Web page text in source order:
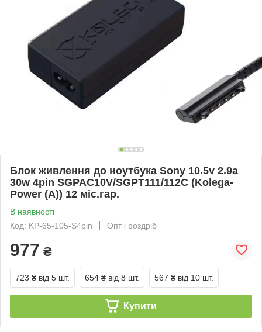
Блок живлення до ноутбука Sony 10.5v 2.9a
30w 4pin SGPAC10V/SGPT111/112C (Kolega-
Power (A)) 12 міс.гар.
В наявності
Код: KP-65-105-S4pin
Опт і роздріб
977 ₴
723 ₴ від 5 шт. 654 ₴ від 8 шт. 567 ₴ від 10 шт.
Купити